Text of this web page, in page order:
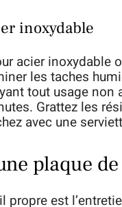
inoxydable
acier inoxydable
les taches
tout usage non
Grattez les
avec une
plaque
propre est